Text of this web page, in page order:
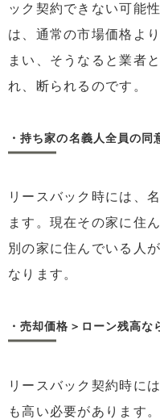
ック契約できない可能
は、通常の市場価格よ
まい、そうなると業者
れ、断られるのです。
・持ち家の名義人全員の同
リースバック時には、
ます。現在その家に住
別の家に住んでいる人
なります。
・売却価格＞ローン残高な
リースバック契約時に
も高い必要があります